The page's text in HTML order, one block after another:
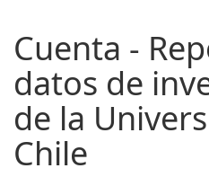
Cuenta -
datos de
de la
Chile